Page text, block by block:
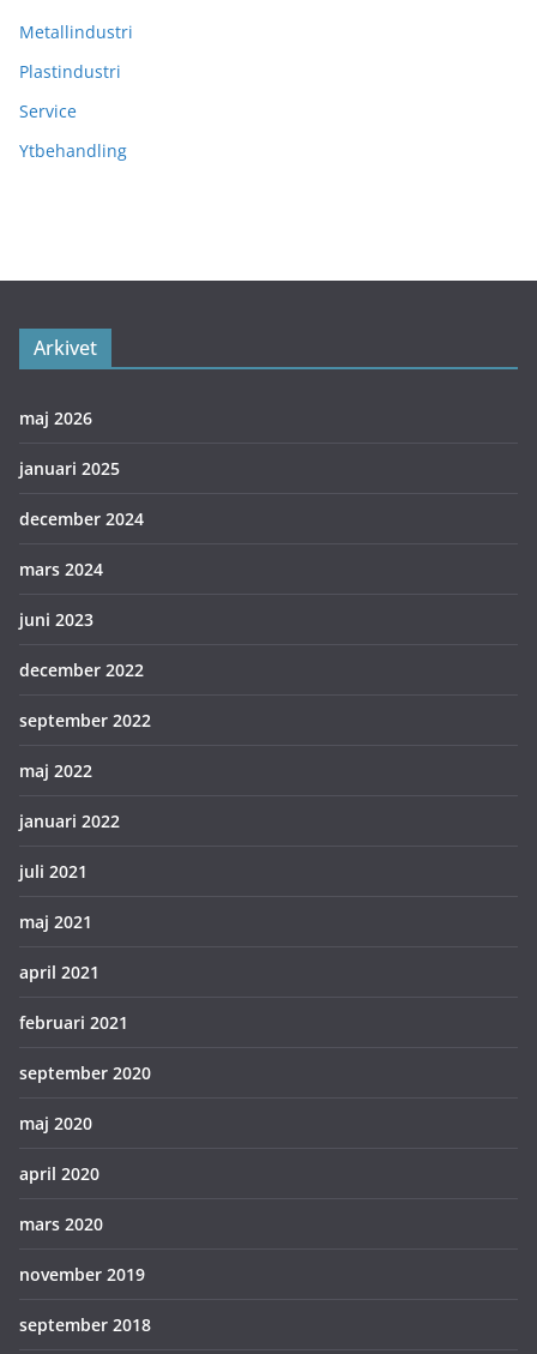
Metallindustri
Plastindustri
Service
Ytbehandling
Arkivet
maj 2026
januari 2025
december 2024
mars 2024
juni 2023
december 2022
september 2022
maj 2022
januari 2022
juli 2021
maj 2021
april 2021
februari 2021
september 2020
maj 2020
april 2020
mars 2020
november 2019
september 2018